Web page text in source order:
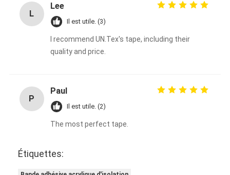
L
Lee
Il est utile. (3)
I recommend UN.Tex's tape, including their
quality and price.
P
Paul
Il est utile. (2)
The most perfect tape.
Étiquettes: